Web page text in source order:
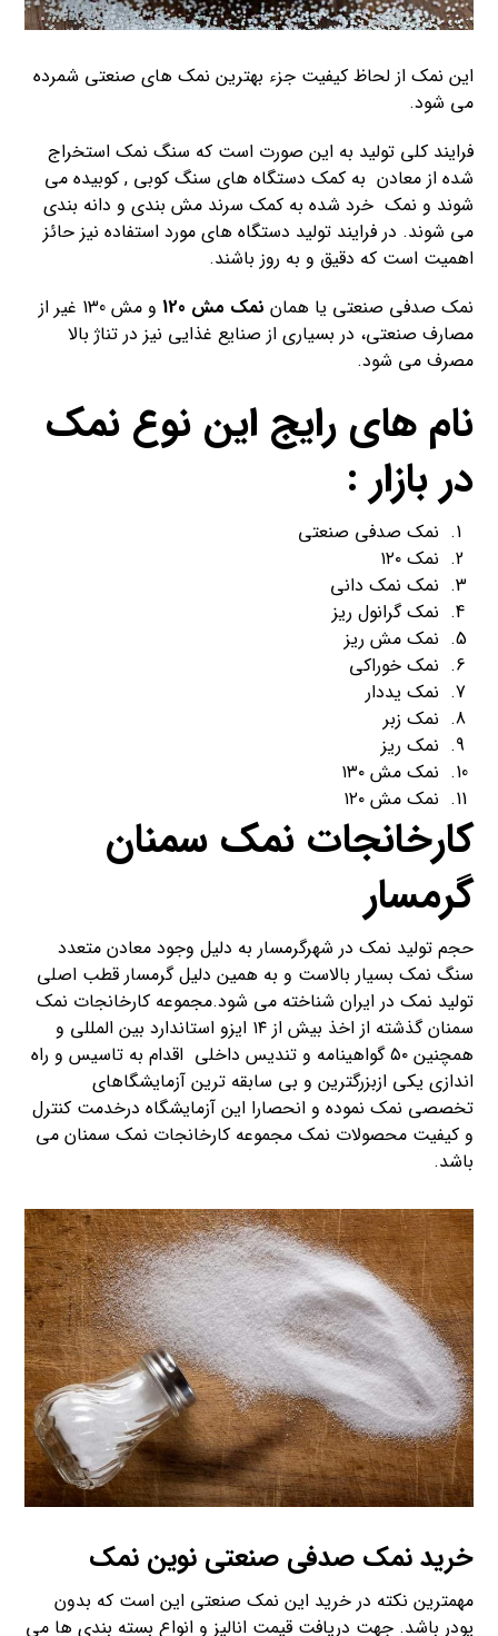
این نمک از لحاظ کیفیت جزء بهترین نمک های صنعتی شمرده
می شود.
فرایند کلی تولید به این صورت است که سنگ نمک استخراج
شده از معادن به کمک دستگاه های سنگ کوبی , کوبیده می
شوند و نمک خرد شده به کمک سرند مش بندی و دانه بندی
می شوند. در فرایند تولید دستگاه های مورد استفاده نیز حائز
اهمیت است که دقیق و به روز باشند.
نمک صدفی صنعتی یا همان نمک مش 120
و مش 130 غیر از
مصارف صنعتی، در بسیاری از صنایع غذایی نیز در تناژ بالا
مصرف می شود.
نام های رایج این نوع نمک
در بازار :
نمک صدفی صنعتی
نمک ۱۲۰
نمک نمک دانی
نمک گرانول ریز
نمک مش ریز
نمک خوراکی
نمک یددار
نمک زبر
نمک ریز
نمک مش ۱۳۰
نمک مش ۱۲۰
کارخانجات نمک سمنان
گرمسار
حجم تولید نمک در شهرگرمسار به دلیل وجود معادن متعدد
سنگ نمک بسیار بالاست و به همین دلیل گرمسار قطب اصلی
تولید نمک در ایران شناخته می شود.مجموعه کارخانجات نمک
سمنان گذشته از اخذ بیش از ۱۴ ایزو استاندارد بین المللی و
همچنین ۵۰ گواهینامه و تندیس داخلی اقدام به تاسیس و راه
اندازی یکی ازبزرگترین و بی سابقه ترین آزمایشگاهای
تخصصی نمک نموده و انحصارا این آزمایشگاه درخدمت کنترل
و کیفیت محصولات نمک مجموعه کارخانجات نمک سمنان می
باشد.
خرید نمک صدفی صنعتی نوین نمک
مهمترین نکته در خرید این نمک صنعتی این است که بدون
پودر باشد. جهت دریافت قیمت انالیز و انواع بسته بندی ها می